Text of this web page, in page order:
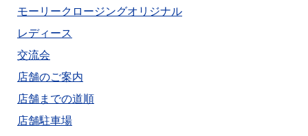
モーリークロージングオリジナル
レディース
交流会
店舗のご案内
店舗までの道順
店舗駐車場